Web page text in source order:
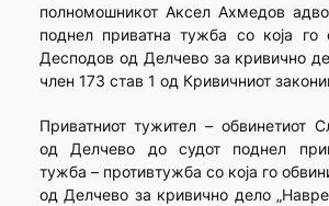
полномошникот Аксел Ахмедов
поднел приватна тужба со која го
Десподов од Делчево за кривично
член 173 став 1 од Кривичниот
Приватниот тужител – обвинетиот
од Делчево до судот поднел
тужба – противтужба со која го
од Делчево за кривично дело